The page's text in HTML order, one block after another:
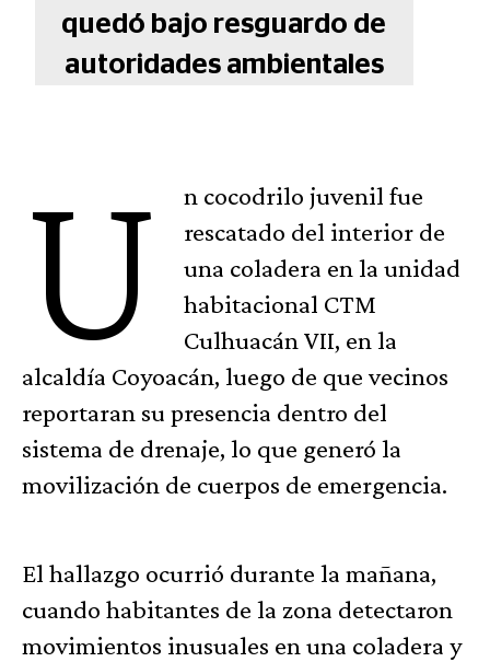
quedó bajo resguardo de
autoridades ambientales
U
n cocodrilo juvenil fue
rescatado del interior de
una coladera en la unidad
habitacional CTM
Culhuacán VII, en la
alcaldía Coyoacán, luego de que vecinos
reportaran su presencia dentro del
sistema de drenaje, lo que generó la
movilización de cuerpos de emergencia.
El hallazgo ocurrió durante la mañana,
cuando habitantes de la zona detectaron
movimientos inusuales en una coladera y